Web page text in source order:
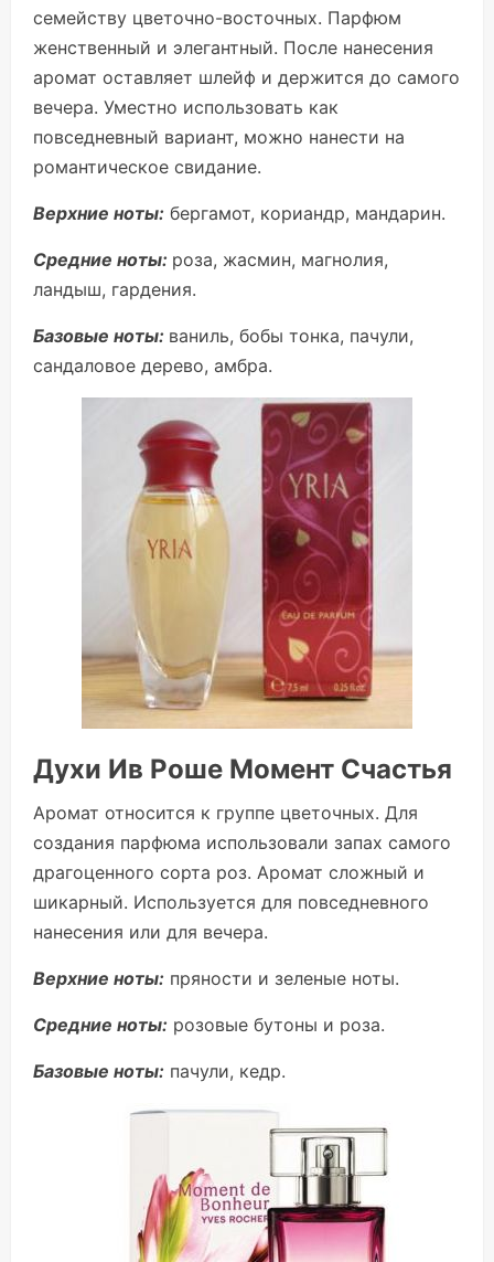
семейству цветочно-восточных. Парфюм
женственный и элегантный. После нанесения
аромат оставляет шлейф и держится до самого
вечера. Уместно использовать как
повседневный вариант, можно нанести на
романтическое свидание.
Верхние ноты: бергамот, кориандр, мандарин.
Средние ноты: роза, жасмин, магнолия,
ландыш, гардения.
Базовые ноты: ваниль, бобы тонка, пачули,
сандаловое дерево, амбра.
Духи Ив Роше Момент Счастья
Аромат относится к группе цветочных. Для
создания парфюма использовали запах самого
драгоценного сорта роз. Аромат сложный и
шикарный. Используется для повседневного
нанесения или для вечера.
Верхние ноты: пряности и зеленые ноты.
Средние ноты: розовые бутоны и роза.
Базовые ноты: пачули, кедр.